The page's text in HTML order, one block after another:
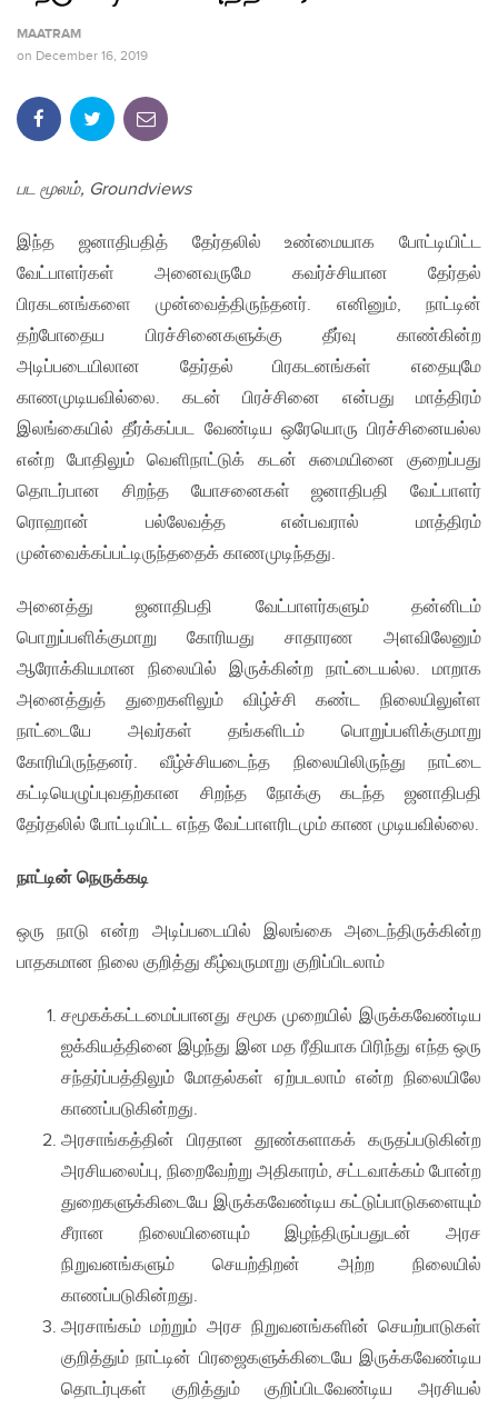
MAATRAM
on December 16, 2019
பட மூலம், Groundviews
இந்த ஜனாதிபதித் தேர்தலில் உண்மையாக போட்டியிட்ட
வேட்பாளர்கள் அனைவருமே கவர்ச்சியான தேர்தல்
பிரகடனங்களை முன்வைத்திருந்தனர். எனினும், நாட்டின்
தற்போதைய பிரச்சினைகளுக்கு தீர்வு காண்கின்ற
அடிப்படையிலான தேர்தல் பிரகடனங்கள் எதையுமே
காணமுடியவில்லை. கடன் பிரச்சினை என்பது மாத்திரம்
இலங்கையில் தீர்க்கப்பட வேண்டிய ஒரேயொரு பிரச்சினையல்ல
என்ற போதிலும் வெளிநாட்டுக் கடன் சுமையினை குறைப்பது
தொடர்பான சிறந்த யோசனைகள் ஜனாதிபதி வேட்பாளர்
ரொஹான் பல்லேவத்த என்பவரால் மாத்திரம்
முன்வைக்கப்பட்டிருந்ததைக் காணமுடிந்தது.
அனைத்து ஜனாதிபதி வேட்பாளர்களும் தன்னிடம்
பொறுப்பளிக்குமாறு கோரியது சாதாரண அளவிலேனும்
ஆரோக்கியமான நிலையில் இருக்கின்ற நாட்டையல்ல. மாறாக
அனைத்துத் துறைகளிலும் விழ்ச்சி கண்ட நிலையிலுள்ள
நாட்டையே அவர்கள் தங்களிடம் பொறுப்பளிக்குமாறு
கோரியிருந்தனர். வீழ்ச்சியடைந்த நிலையிலிருந்து நாட்டை
கட்டியெழுப்புவதற்கான சிறந்த நோக்கு கடந்த ஜனாதிபதி
தேர்தலில் போட்டியிட்ட எந்த வேட்பாளரிடமும் காண முடியவில்லை.
நாட்டின் நெருக்கடி
ஒரு நாடு என்ற அடிப்படையில் இலங்கை அடைந்திருக்கின்ற
பாதகமான நிலை குறித்து கீழ்வருமாறு குறிப்பிடலாம்
சமூகக்கட்டமைப்பானது சமூக முறையில் இருக்கவேண்டிய
ஐக்கியத்தினை இழந்து இன மத ரீதியாக பிரிந்து எந்த ஒரு
சந்தர்ப்பத்திலும் மோதல்கள் ஏற்படலாம் என்ற நிலையிலே
காணப்படுகின்றது.
அரசாங்கத்தின் பிரதான தூண்களாகக் கருதப்படுகின்ற
அரசியலைப்பு, நிறைவேற்று அதிகாரம், சட்டவாக்கம் போன்ற
துறைகளுக்கிடையே இருக்கவேண்டிய கட்டுப்பாடுகளையும்
சீரான நிலையினையும் இழந்திருப்பதுடன் அரச
நிறுவனங்களும் செயற்திறன் அற்ற நிலையில்
காணப்படுகின்றது.
அரசாங்கம் மற்றும் அரச நிறுவனங்களின் செயற்பாடுகள்
குறித்தும் நாட்டின் பிரஜைகளுக்கிடையே இருக்கவேண்டிய
தொடர்புகள் குறித்தும் குறிப்பிடவேண்டிய அரசியல்